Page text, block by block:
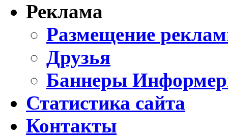
Реклама
Размещение
Друзья
Баннеры
Статистика сайта
Контакты